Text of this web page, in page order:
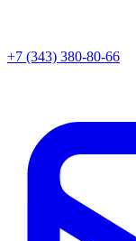
+7 (343) 380-80-66